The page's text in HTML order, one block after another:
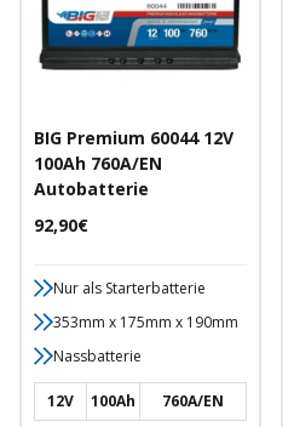
BIG Premium 60044 12V
100Ah 760A/EN
Autobatterie
Angebotspreis
92,90€
Nur als Starterbatterie
353mm x 175mm x 190mm
Nassbatterie
12V 100Ah 760A/EN